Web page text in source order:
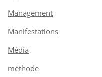
Management
Manifestations
Média
méthode